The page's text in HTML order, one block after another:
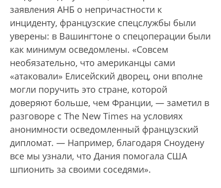
заявления АНБ о непричастности к
инциденту, французские спецслужбы были
уверены: в Вашингтоне о спецоперации были
как минимум осведомлены. «Совсем
необязательно, что американцы сами
«атаковали» Елисейский дворец, они вполне
могли поручить это стране, которой
доверяют больше, чем Франции, — заметил в
разговоре с The New Times на условиях
анонимности осведомленный французский
дипломат. — Например, благодаря Сноудену
все мы узнали, что Дания помогала США
шпионить за своими соседями».